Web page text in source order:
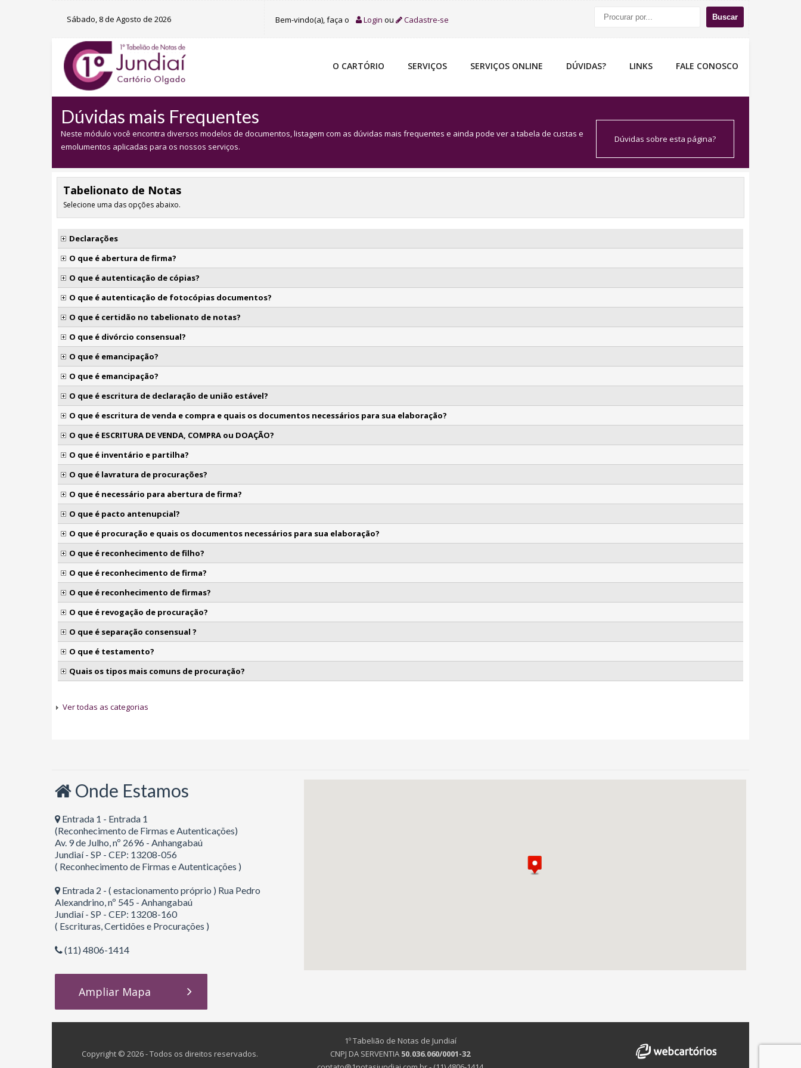
Sábado, 8 de Agosto de 2026 Bem-vindo(a), faça o Login ou Cadastre-se Buscar
O CARTÓRIO SERVIÇOS SERVIÇOS ONLINE DÚVIDAS? LINKS FALE CONOSCO
Dúvidas sobre esta página?
Dúvidas mais Frequentes
Neste módulo você encontra diversos modelos de documentos, listagem com as dúvidas mais frequentes e ainda pode ver a tabela de custas e
emolumentos aplicadas para os nossos serviços.
Tabelionato de Notas
Selecione uma das opções abaixo.
Declarações
O que é abertura de firma?
O que é autenticação de cópias?
O que é autenticação de fotocópias documentos?
O que é certidão no tabelionato de notas?
O que é divórcio consensual?
O que é emancipação?
O que é emancipação?
O que é escritura de declaração de união estável?
O que é escritura de venda e compra e quais os documentos necessários para sua elaboração?
O que é ESCRITURA DE VENDA, COMPRA ou DOAÇÃO?
O que é inventário e partilha?
O que é lavratura de procurações?
O que é necessário para abertura de firma?
O que é pacto antenupcial?
O que é procuração e quais os documentos necessários para sua elaboração?
O que é reconhecimento de filho?
O que é reconhecimento de firma?
O que é reconhecimento de firmas?
O que é revogação de procuração?
O que é separação consensual ?
O que é testamento?
Quais os tipos mais comuns de procuração?
Ver todas as categorias
Onde Estamos
Entrada 1 - Entrada 1
(Reconhecimento de Firmas e Autenticações)
Av. 9 de Julho, nº 2696 - Anhangabaú
Jundiaí - SP - CEP: 13208-056
( Reconhecimento de Firmas e Autenticações )
Entrada 2 - ( estacionamento próprio ) Rua Pedro
Alexandrino, nº 545 - Anhangabaú
Jundiaí - SP - CEP: 13208-160
( Escrituras, Certidões e Procurações )
(11) 4806-1414
Ampliar Mapa
Copyright © 2026 - Todos os direitos reservados.
1º Tabelião de Notas de Jundiaí
CNPJ DA SERVENTIA 50.036.060/0001-32